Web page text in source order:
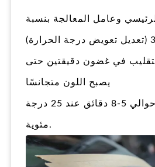
وعامل المعالجة بنسبة
في غضون دقيقتين حتى
يصبح اللون متجانسًا
فترة التطبيق: حوالي 5-8 دقائق عند 25 درجة
مئوية.